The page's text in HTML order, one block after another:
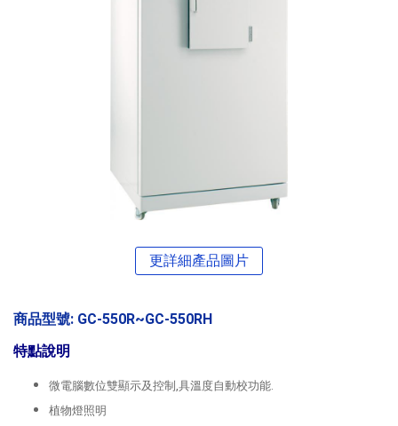
更詳細產品圖片
商品型號: GC-550R~GC-550RH
特點說明
微電腦數位雙顯示及控制,具溫度自動校功能.
植物燈照明